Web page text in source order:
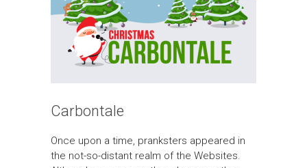
Carbontale
Once upon a time, pranksters appeared in
the not-so-distant realm of the Websites.